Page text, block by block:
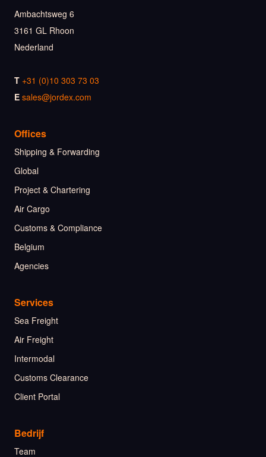
Ambachtsweg 6
3161 GL Rhoon
Nederland
T +31 (0)10 303 73 03
E sales@jordex.com
Offices
Shipping & Forwarding
Global
Project & Chartering
Air Cargo
Customs & Compliance
Belgium
Agencies
Services
Sea Freight
Air Freight
Intermodal
Customs Clearance
Client Portal
Bedrijf
Team